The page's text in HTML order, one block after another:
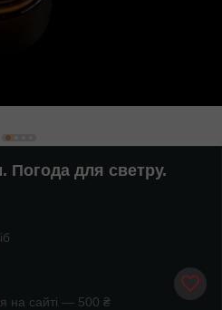
Погода для светру.
на сайті — 500 ₴